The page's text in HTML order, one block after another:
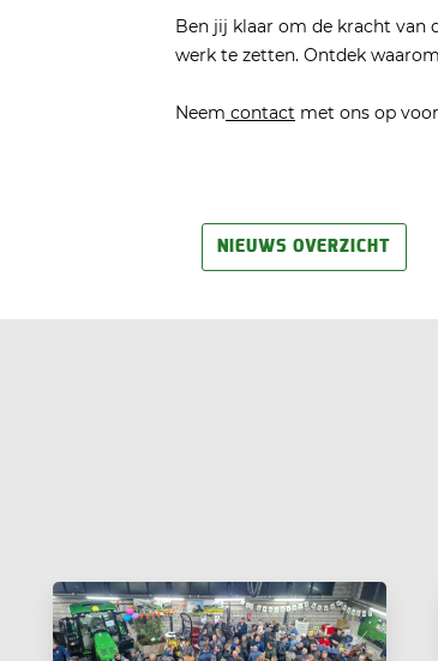
Ben jij klaar om de kracht van
werk te zetten. Ontdek
Neem contact met ons op
NIEUWS OVERZICHT